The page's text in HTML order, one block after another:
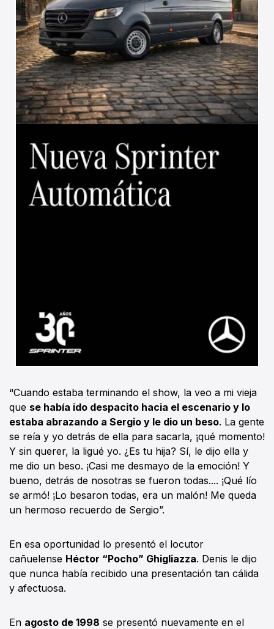
“Cuando estaba terminando el show, la veo a mi vieja
que se había ido despacito hacia el escenario y lo
estaba abrazando a Sergio y le dio un beso. La gente
se reía y yo detrás de ella para sacarla, ¡qué momento!
Y sin querer, la ligué yo. ¿Es tu hija? Sí, le dijo ella y
me dio un beso. ¡Casi me desmayo de la emoción! Y
bueno, detrás de nosotras se fueron todas.... ¡Qué lío
se armó! ¡Lo besaron todas, era un malón! Me queda
un hermoso recuerdo de Sergio”.
En esa oportunidad lo presentó el locutor
cañuelense Héctor “Pocho” Ghigliazza. Denis le dijo
que nunca había recibido una presentación tan cálida
y afectuosa.
En agosto de 1998 se presentó nuevamente en el